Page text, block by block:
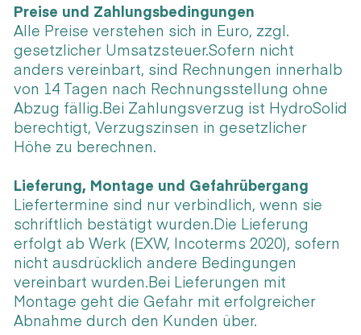
Preise und Zahlungsbedingungen
Alle Preise verstehen sich in Euro, zzgl.
gesetzlicher Umsatzsteuer.Sofern nicht
anders vereinbart, sind Rechnungen innerhalb
von 14 Tagen nach Rechnungsstellung ohne
Abzug fällig.Bei Zahlungsverzug ist HydroSolid
berechtigt, Verzugszinsen in gesetzlicher
Höhe zu berechnen.
Lieferung, Montage und Gefahrübergang
Liefertermine sind nur verbindlich, wenn sie
schriftlich bestätigt wurden.Die Lieferung
erfolgt ab Werk (EXW, Incoterms 2020), sofern
nicht ausdrücklich andere Bedingungen
vereinbart wurden.Bei Lieferungen mit
Montage geht die Gefahr mit erfolgreicher
Abnahme durch den Kunden über.